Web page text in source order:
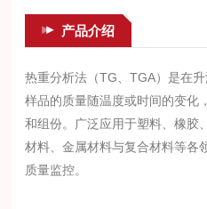
产品介绍
热重分析法（TG、TGA）是在
样品的质量随温度或时间的变化
和组份。广泛应用于塑料、橡胶
材料、金属材料与复合材料等各
质量监控。